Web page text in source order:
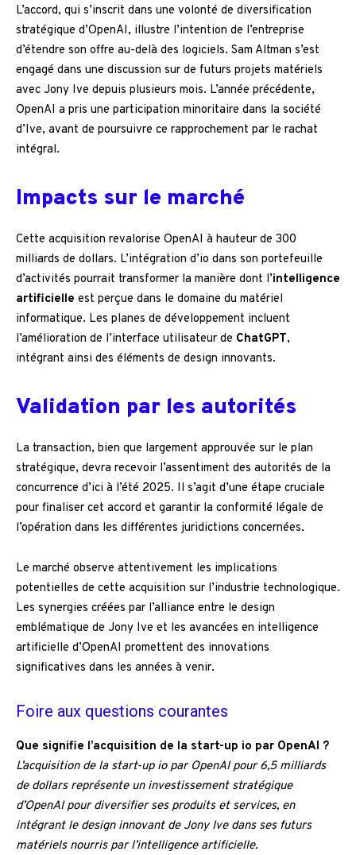
L’accord, qui s’inscrit dans une volonté de diversification
stratégique d’OpenAI, illustre l’intention de l’entreprise
d’étendre son offre au-delà des logiciels. Sam Altman s’est
engagé dans une discussion sur de futurs projets matériels
avec Jony Ive depuis plusieurs mois. L’année précédente,
OpenAI a pris une participation minoritaire dans la société
d’Ive, avant de poursuivre ce rapprochement par le rachat
intégral.
Impacts sur le marché
Cette acquisition revalorise OpenAI à hauteur de 300
milliards de dollars. L’intégration d’io dans son portefeuille
d’activités pourrait transformer la manière dont l’intelligence
artificielle est perçue dans le domaine du matériel
informatique. Les planes de développement incluent
l’amélioration de l’interface utilisateur de ChatGPT,
intégrant ainsi des éléments de design innovants.
Validation par les autorités
La transaction, bien que largement approuvée sur le plan
stratégique, devra recevoir l’assentiment des autorités de la
concurrence d’ici à l’été 2025. Il s’agit d’une étape cruciale
pour finaliser cet accord et garantir la conformité légale de
l’opération dans les différentes juridictions concernées.
Le marché observe attentivement les implications
potentielles de cette acquisition sur l’industrie technologique.
Les synergies créées par l’alliance entre le design
emblématique de Jony Ive et les avancées en intelligence
artificielle d’OpenAI promettent des innovations
significatives dans les années à venir.
Foire aux questions courantes
Que signifie l’acquisition de la start-up io par OpenAI ?
L’acquisition de la start-up io par OpenAI pour 6,5 milliards
de dollars représente un investissement stratégique
d’OpenAI pour diversifier ses produits et services, en
intégrant le design innovant de Jony Ive dans ses futurs
matériels nourris par l’intelligence artificielle.